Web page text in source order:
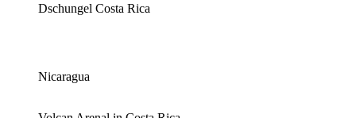
Dschungel Costa Rica
Nicaragua